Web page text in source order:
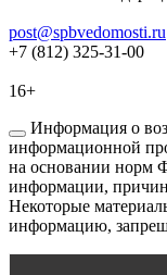
post@spbvedomosti.ru
+7 (812) 325-31-00
16+
Информация о
информационной
на основании норм
информации,
Некоторые
информацию,